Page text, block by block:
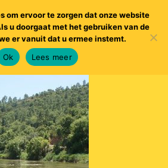
om ervoor te zorgen dat onze website
u doorgaat met het gebruiken van de
er vanuit dat u ermee instemt.
Ok
Lees meer